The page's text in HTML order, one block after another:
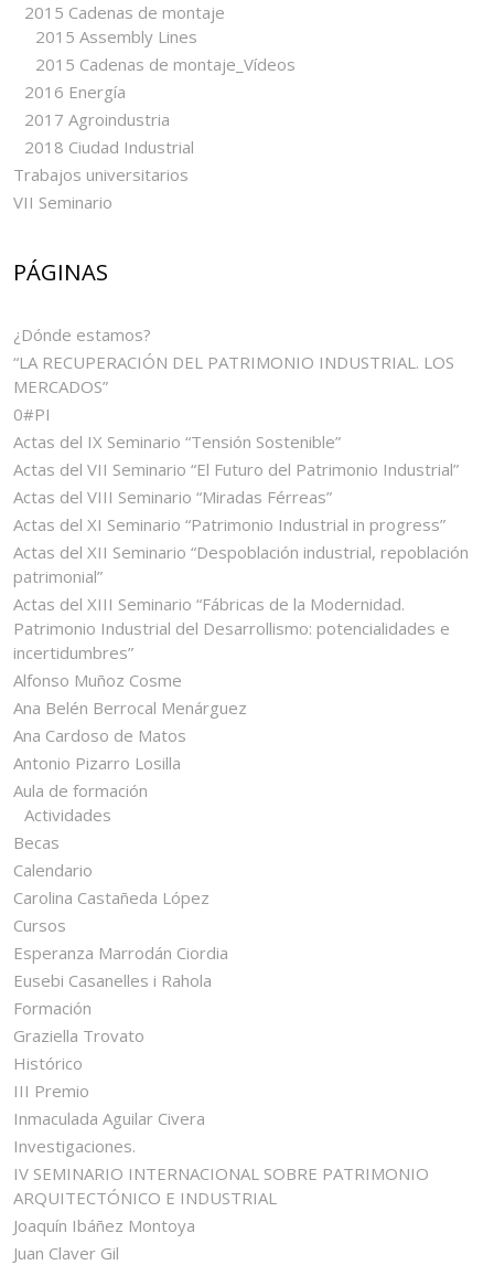
2015 Cadenas de montaje
2015 Assembly Lines
2015 Cadenas de montaje_Vídeos
2016 Energía
2017 Agroindustria
2018 Ciudad Industrial
Trabajos universitarios
VII Seminario
PÁGINAS
¿Dónde estamos?
“LA RECUPERACIÓN DEL PATRIMONIO INDUSTRIAL. LOS
MERCADOS”
0#PI
Actas del IX Seminario “Tensión Sostenible”
Actas del VII Seminario “El Futuro del Patrimonio Industrial”
Actas del VIII Seminario “Miradas Férreas”
Actas del XI Seminario “Patrimonio Industrial in progress”
Actas del XII Seminario “Despoblación industrial, repoblación
patrimonial”
Actas del XIII Seminario “Fábricas de la Modernidad.
Patrimonio Industrial del Desarrollismo: potencialidades e
incertidumbres”
Alfonso Muñoz Cosme
Ana Belén Berrocal Menárguez
Ana Cardoso de Matos
Antonio Pizarro Losilla
Aula de formación
Actividades
Becas
Calendario
Carolina Castañeda López
Cursos
Esperanza Marrodán Ciordia
Eusebi Casanelles i Rahola
Formación
Graziella Trovato
Histórico
III Premio
Inmaculada Aguilar Civera
Investigaciones.
IV SEMINARIO INTERNACIONAL SOBRE PATRIMONIO
ARQUITECTÓNICO E INDUSTRIAL
Joaquín Ibáñez Montoya
Juan Claver Gil